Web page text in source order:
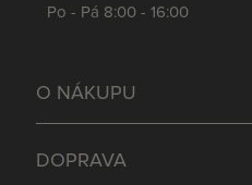
Po - Pá 8:00 - 16:00
O NÁKUPU
DOPRAVA